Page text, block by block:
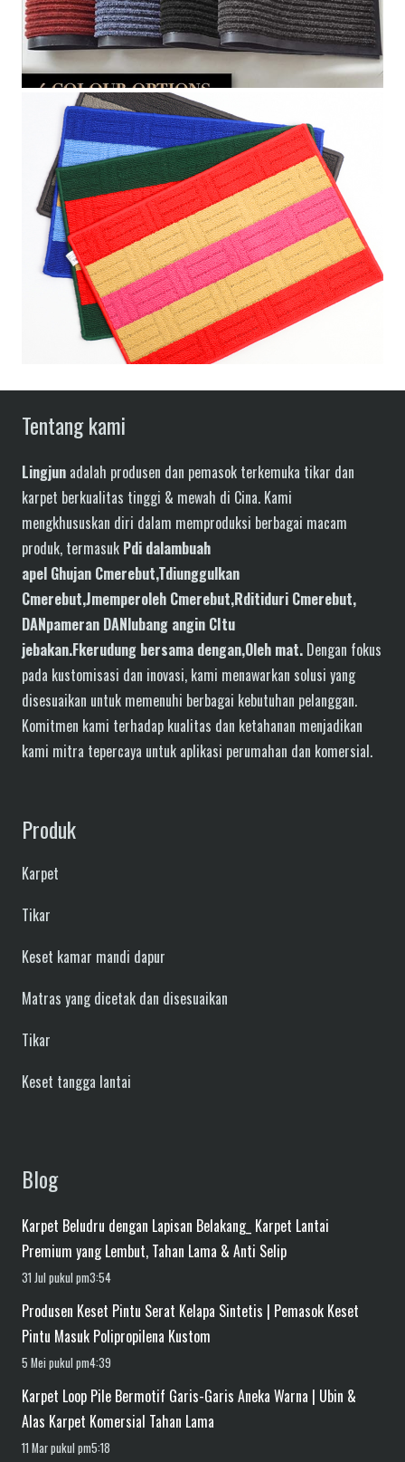
Tentang kami
Lingjun adalah produsen dan pemasok terkemuka tikar dan
karpet berkualitas tinggi & mewah di Cina. Kami
mengkhususkan diri dalam memproduksi berbagai macam
produk, termasuk Pdi dalambuah
apel Ghujan Cmerebut,Tdiunggulkan
Cmerebut,Jmemperoleh Cmerebut,Rditiduri Cmerebut,
DANpameran DANlubang angin CItu
jebakan.Fkerudung bersama dengan,Oleh mat. Dengan fokus
pada kustomisasi dan inovasi, kami menawarkan solusi yang
disesuaikan untuk memenuhi berbagai kebutuhan pelanggan.
Komitmen kami terhadap kualitas dan ketahanan menjadikan
kami mitra tepercaya untuk aplikasi perumahan dan komersial.
Produk
Karpet
Tikar
Keset kamar mandi dapur
Matras yang dicetak dan disesuaikan
Tikar
Keset tangga lantai
Blog
Karpet Beludru dengan Lapisan Belakang_ Karpet Lantai
Premium yang Lembut, Tahan Lama & Anti Selip
31 Jul pukul pm3:54
Produsen Keset Pintu Serat Kelapa Sintetis | Pemasok Keset
Pintu Masuk Polipropilena Kustom
5 Mei pukul pm4:39
Karpet Loop Pile Bermotif Garis-Garis Aneka Warna | Ubin &
Alas Karpet Komersial Tahan Lama
11 Mar pukul pm5:18